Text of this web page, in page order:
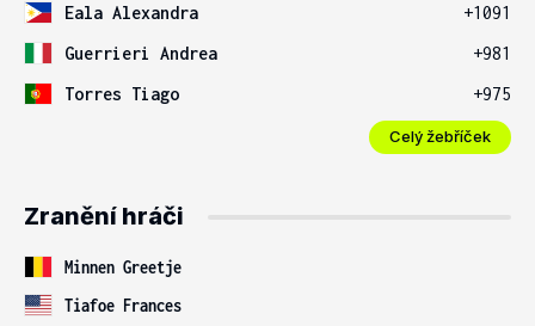
Eala Alexandra
+1091
Guerrieri Andrea
+981
Torres Tiago
+975
Celý žebříček
Zranění hráči
Minnen Greetje
Tiafoe Frances